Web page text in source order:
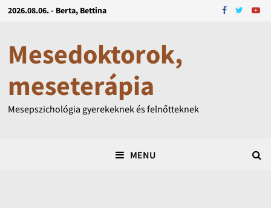
2026.08.06. - Berta, Bettina
Mesedoktorok,
meseterápia
Mesepszichológia gyerekeknek és felnőtteknek
MENU